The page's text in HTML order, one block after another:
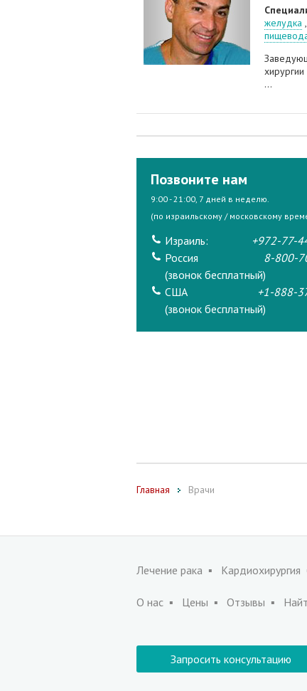
желудка
...
Позвоните нам
9:00 - 21:00, 7 дней в неделю.
(по израильскому / московскому
Израиль:
+972-77-
Россия
(звонок бесплатный)
8-800-
США
(звонок бесплатный)
+1-888-
Главная Врачи
Лечение рака Кардиохирургия
О нас Цены Отзывы
Запросить консультацию